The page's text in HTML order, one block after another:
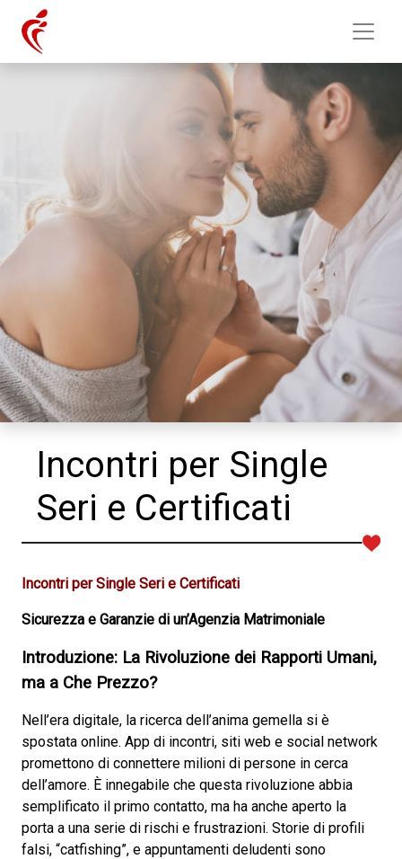
Incontri per Single
Seri e Certificati
Incontri per Single Seri e Certificati
Sicurezza e Garanzie di un’Agenzia Matrimoniale
Introduzione: La Rivoluzione dei Rapporti Umani,
ma a Che Prezzo?
Nell’era digitale, la ricerca dell’anima gemella si è
spostata online. App di incontri, siti web e social network
promettono di connettere milioni di persone in cerca
dell’amore. È innegabile che questa rivoluzione abbia
semplificato il primo contatto, ma ha anche aperto la
porta a una serie di rischi e frustrazioni. Storie di profili
falsi, “catfishing”, e appuntamenti deludenti sono